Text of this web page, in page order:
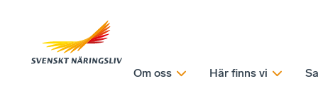
Om oss Här finns vi